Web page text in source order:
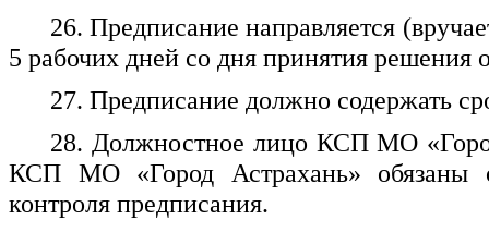
26. Предписание направляется
5 рабочих дней со дня принятия решения
27. Предписание должно содержать
28. Должностное лицо КСП МО
КСП МО «Город Астрахань» обязаны
контроля предписания.